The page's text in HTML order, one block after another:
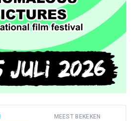
MEEST BEKEKEN